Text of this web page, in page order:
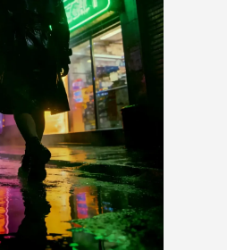
tất cả mẫu